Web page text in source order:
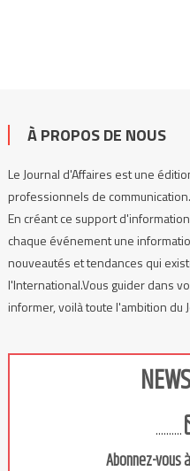
À PROPOS DE NOUS
Le Journal d'Affaires est une
professionnels de communication.
En créant ce support
chaque événement une
nouveautés et tendances qui
l'International.Vous guider dans
informer, voilà toute l'ambition du
..........
Abonnez-